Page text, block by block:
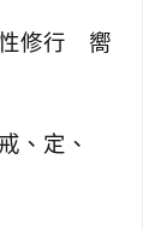
性修行 嚮
、定、